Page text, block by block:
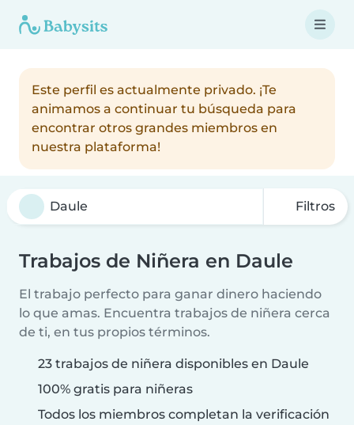
Este perfil es actualmente privado. ¡Te
animamos a continuar tu búsqueda para
encontrar otros grandes miembros en
nuestra plataforma!
Filtros
Trabajos de Niñera en Daule
El trabajo perfecto para ganar dinero haciendo
lo que amas. Encuentra trabajos de niñera cerca
de ti, en tus propios términos.
23 trabajos de niñera disponibles en Daule
100% gratis para niñeras
Todos los miembros completan la verificación